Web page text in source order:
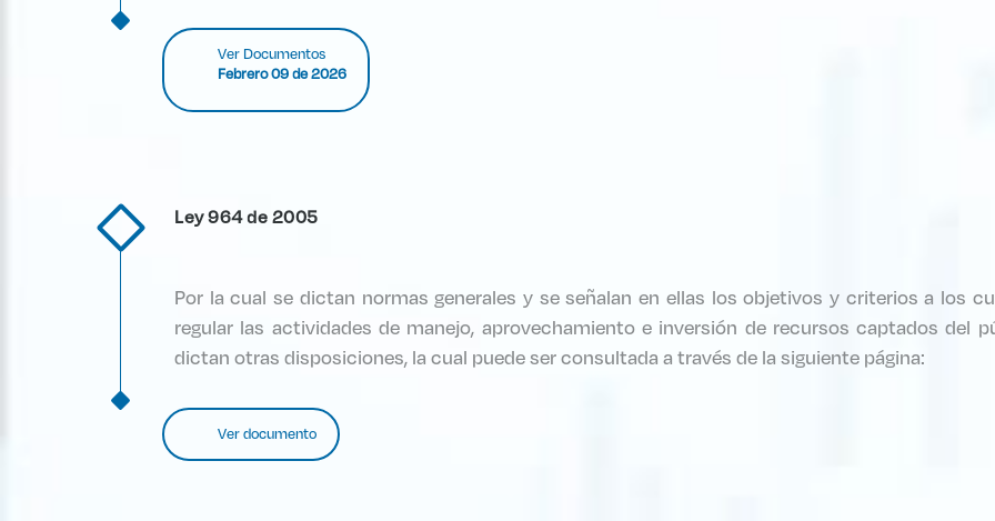
Ver Documentos
Febrero 09 de 2026
Ley 964 de 2005
Por la cual se dictan normas generales y se señalan en ellas los objetivos y criterios a los
regular las actividades de manejo, aprovechamiento e inversión de recursos captados del
dictan otras disposiciones, la cual puede ser consultada a través de la siguiente página:
Ver documento